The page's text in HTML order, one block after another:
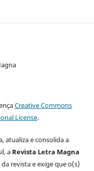
Creative Commons
License.
atualiza e consolida a
a Revista Letra Magna
revista e exige que o(s)